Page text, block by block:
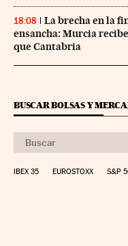
18:08
La brecha en la
ensancha: Murcia
que Cantabria
BUSCAR BOLSAS Y
IBEX 35 EUROSTOXX S&P